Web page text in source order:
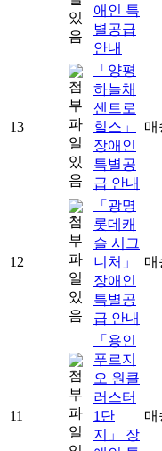
애인 특
별공급
안내
13
「양평
하늘채
센트로
힐스」
장애인
특별공
급 안내
매
12
「광명
롯데캐
슬 시그
니처」
장애인
특별공
급 안내
매
11
「용인
푸르지
오 원클
러스터
1단
지」 장
매